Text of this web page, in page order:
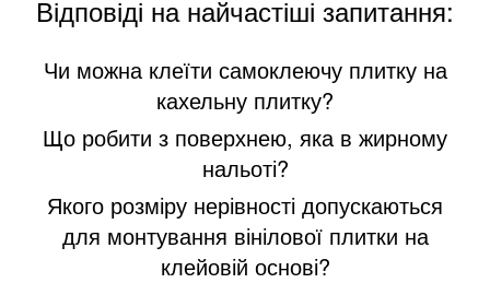
Відповіді на найчастіші запитання:
Чи можна клеїти самоклеючу плитку на
кахельну плитку?
Що робити з поверхнею, яка в жирному
нальоті?
Якого розміру нерівності допускаються
для монтування вінілової плитки на
клейовій основі?